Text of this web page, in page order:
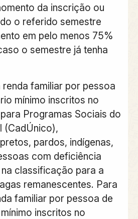
da inscrição ou
o referido semestre
em pelo menos 75%
o semestre já tenha
familiar por pessoa
mínimo inscritos no
Programas Sociais do
(CadÚnico),
pardos, indígenas,
com deficiência
classificação para a
remanescentes. Para
familiar por pessoa de
inscritos no